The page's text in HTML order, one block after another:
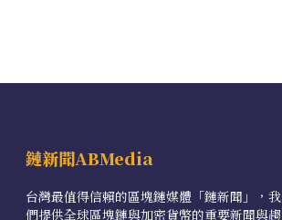
鏈新聞ABMedia
台灣最值得信賴的區塊鏈媒體「鏈新聞」，我
們提供全球區塊鏈與加密貨幣的重要新聞與趨